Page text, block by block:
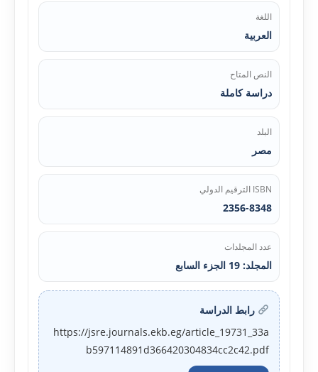
اللغة
العربية
النص المتاح
دراسة كاملة
البلد
مصر
ISBN الترقيم الدولي
2356-8348
عدد المجلدات
المجلد: 19 الجزء السابع
رابط الدراسة
https://jsre.journals.ekb.eg/article_19731_33a
b597114891d366420304834cc2c42.pdf